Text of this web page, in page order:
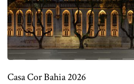
Casa Cor Bahia 2026